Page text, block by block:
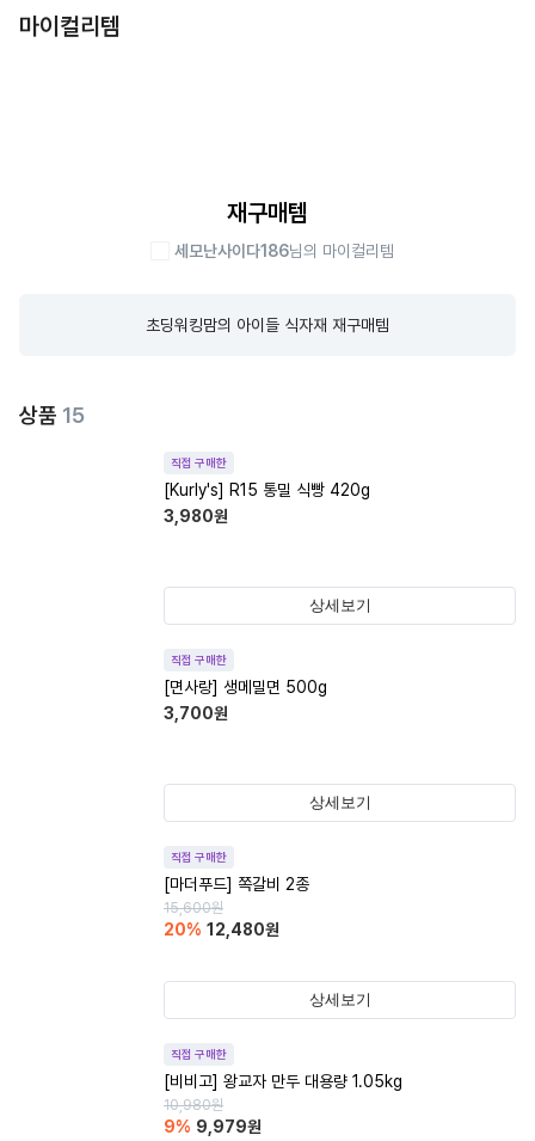
마이컬리템
재구매템
세모난사이다186님의 마이컬리템
초딩워킹맘의 아이들 식자재 재구매템
상품 15
직접 구매한
[Kurly's] R15 통밀 식빵 420g
3,980원
상세보기
직접 구매한
[면사랑] 생메밀면 500g
3,700원
상세보기
직접 구매한
[마더푸드] 쪽갈비 2종
15,600원
20% 12,480원
상세보기
직접 구매한
[비비고] 왕교자 만두 대용량 1.05kg
10,980원
9% 9,979원